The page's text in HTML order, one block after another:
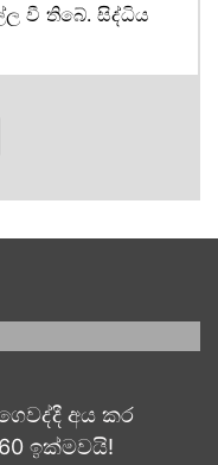
වී තිබේ. සිද්ධිය
අය කර
ඉක්මවයි!